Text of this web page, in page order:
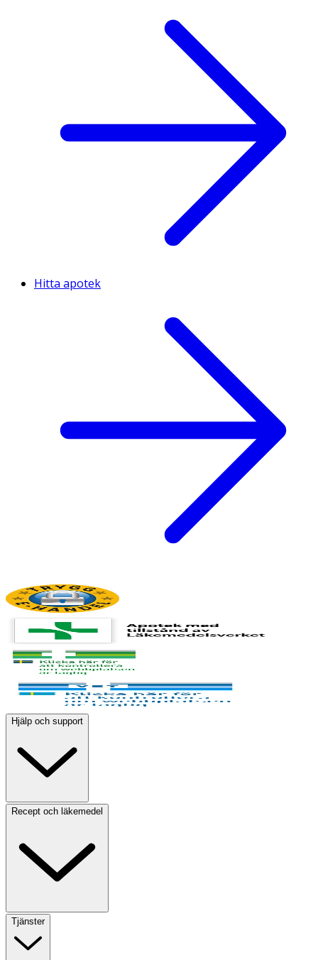
Hitta apotek
Hjälp och support
Recept och läkemedel
Tjänster